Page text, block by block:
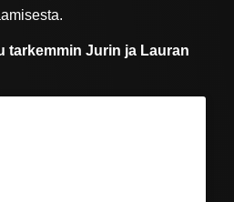
tarkemmin Jurin ja Lauran